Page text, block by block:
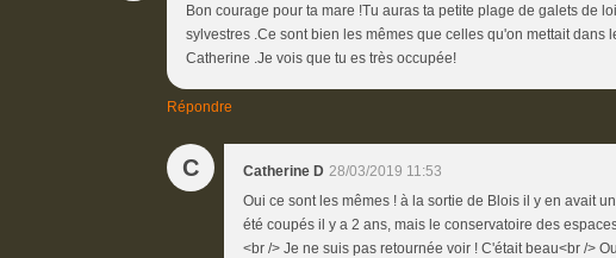
Bon courage pour ta mare !Tu auras ta petite plage de galets de
sylvestres .Ce sont bien les mêmes que celles qu'on mettait
Catherine .Je vois que tu es très occupée!
Répondre
C Catherine D 28/03/2019 11:53
Oui ce sont les mêmes ! à la sortie de Blois il y en avait
été coupés il y a 2 ans, mais le conservatoire des
<br /> Je ne suis pas retournée voir ! C'était beau<br />